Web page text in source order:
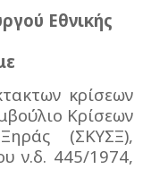
Εθνικής
κρίσεων
Κρίσεων
(ΣΚΥΣΞ),
ν.δ. 445/1974,